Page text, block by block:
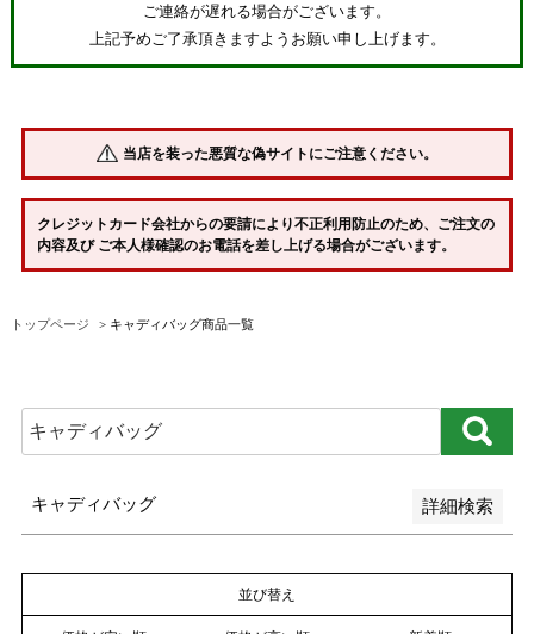
ご連絡が遅れる場合がございます。
上記予めご了承頂きますようお願い申し上げます。
当店を装った悪質な偽サイトにご注意ください。
クレジットカード会社からの要請により不正利用防止のため、ご注文の
内容及び ご本人様確認のお電話を差し上げる場合がございます。
トップページ キャディバッグ商品一覧
キャディバッグ 詳細検索
新着順
登録順
価格が安い順
検索
並び替え